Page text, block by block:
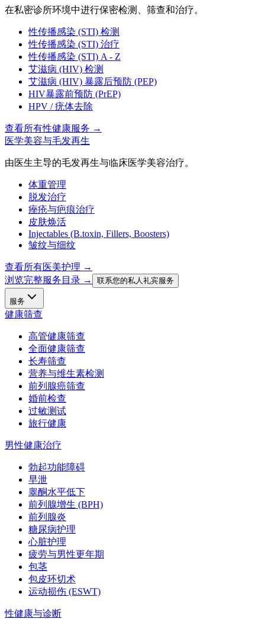
在私密诊所环境中进行保密检测、筛查和治疗。
性传播感染 (STI) 检测
性传播感染 (STI) 治疗
性传播感染 (STI) A - Z
艾滋病 (HIV) 检测
艾滋病 (HIV) 暴露后预防 (PEP)
HIV暴露前预防 (PrEP)
HPV / 疣体去除
查看所有性健康服务 →
医学美容与毛发再生
由医生主导的毛发再生与临床医学美容治疗。
体重管理
脱发治疗
痤疮与疤痕治疗
皮肤焕活
Injectables (B.toxin, Fillers, Boosters)
皱纹与细纹
查看所有医美护理 →
浏览完整服务目录 →
联系您的私人礼宾服务
服务
健康筛查
高管健康筛查
全面健康筛查
长寿筛查
营养与维生素检测
前列腺癌筛查
婚前检查
过敏测试
旅行健康
男性健康治疗
勃起功能障碍
早泄
睾酮水平低下
前列腺增生 (BPH)
前列腺炎
糖尿病护理
心脏护理
疲劳与男性更年期
包茎
包皮环切术
运动损伤 (ESWT)
性健康与诊断